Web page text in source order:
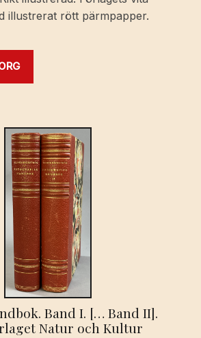
illustrerat rött pärmpapper.
Band I. [… Band II].
Natur och Kultur